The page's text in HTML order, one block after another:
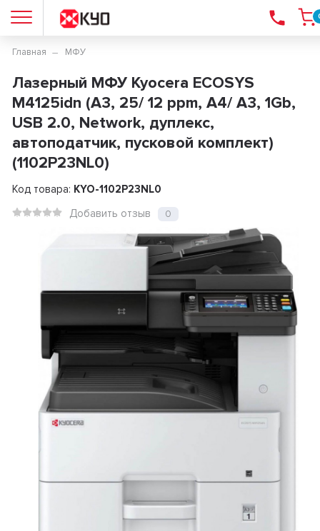
Главная МФУ
Лазерный МФУ Kyocera ECOSYS
M4125idn (A3, 25/ 12 ppm, A4/ A3, 1Gb,
USB 2.0, Network, дуплекс,
автоподатчик, пусковой комплект)
(1102P23NL0)
Код товара: KYO-1102P23NL0
Добавить отзыв
0